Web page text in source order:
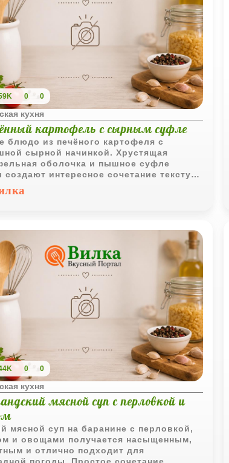
0 0
кухня
картофель с сырным суфле
блюдо из печёного картофеля с
сырной начинкой. Хрустящая
оболочка и пышное суфле
создают интересное сочетание текстур
вкус.
0 0
кухня
мясной суп с перловкой и
мясной суп на баранине с перловкой,
и овощами получается насыщенным,
и отлично подходит для